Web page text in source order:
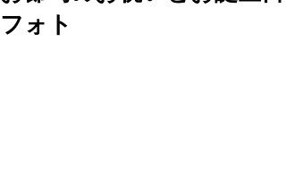
フォト